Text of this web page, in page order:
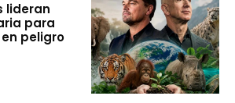
lideran
para
peligro